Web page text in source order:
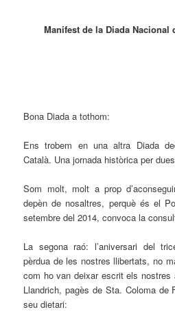
Manifest de la Diada Nacional
Bona Diada a tothom:
Ens trobem en una altra Diada
Català. Una jornada històrica per
Som molt, molt a prop
depèn de nosaltres, perquè és el
setembre del 2014, convoca la
La segona raó: l’aniversari del
pèrdua de les nostres llibertats, no
com ho van deixar escrit els
Llandrich, pagès de Sta. Coloma de
seu dietari: